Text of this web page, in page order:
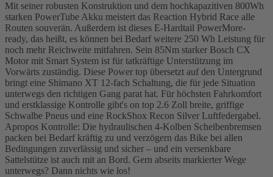
Mit seiner robusten Konstruktion und dem hochkapazitiven 800Wh
starken PowerTube Akku meistert das Reaction Hybrid Race alle
Routen souverän. Außerdem ist dieses E-Hardtail PowerMore-
ready, das heißt, es können bei Bedarf weitere 250 Wh Leistung für
noch mehr Reichweite mitfahren. Sein 85Nm starker Bosch CX
Motor mit Smart System ist für tatkräftige Unterstützung im
Vorwärts zuständig. Diese Power top übersetzt auf den Untergrund
bringt eine Shimano XT 12-fach Schaltung, die für jede Situation
unterwegs den richtigen Gang parat hat. Für höchsten Fahrkomfort
und erstklassige Kontrolle gibt's on top 2.6 Zoll breite, griffige
Schwalbe Pneus und eine RockShox Recon Silver Luftfedergabel.
Apropos Kontrolle: Die hydraulischen 4-Kolben Scheibenbremsen
packen bei Bedarf kräftig zu und verzögern das Bike bei allen
Bedingungen zuverlässig und sicher – und ein versenkbare
Sattelstütze ist auch mit an Bord. Gern abseits markierter Wege
unterwegs? Dann nichts wie los!